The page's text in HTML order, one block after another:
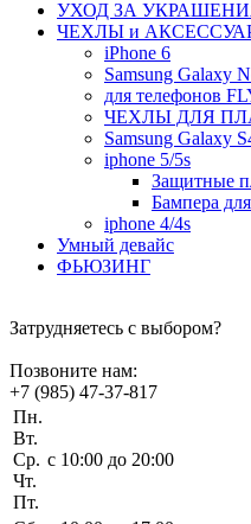
УХОД ЗА
ЧEХЛЫ и
iPhone 6
Samsung Galaxy
для телефонов
ЧЕХЛЫ ДЛЯ
Samsung Galaxy
iphone 5/5s
Защитные
Бампера
iphone 4/4s
Умный девайс
ФЬЮЗИНГ
Затрудняетесь с выбором?
Позвоните нам:
+7 (985) 47-37-817
Пн.
Вт.
Ср.
Чт.
Пт.
c 10:00 до 20:00